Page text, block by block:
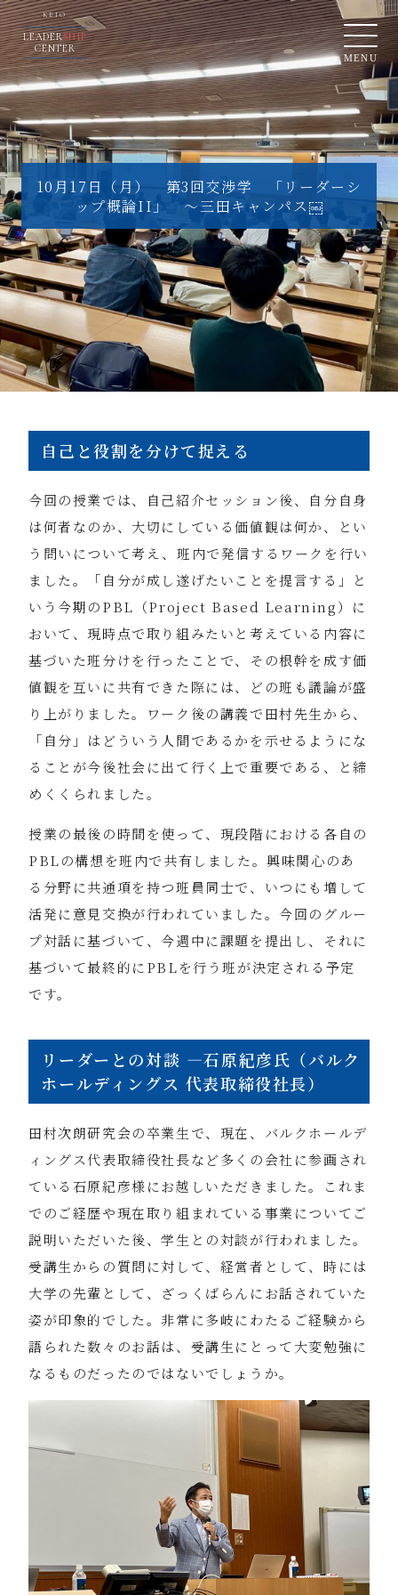
KEIO
LEADERSHIP
CENTER
MENU
10月17日（月） 第3回交渉学 「リーダーシ
ップ概論II」 ～三田キャンパス￼
自己と役割を分けて捉える
今回の授業では、自己紹介セッション後、自分自身
は何者なのか、大切にしている価値観は何か、とい
う問いについて考え、班内で発信するワークを行い
ました。「自分が成し遂げたいことを提言する」と
いう今期のPBL（Project Based Learning）に
おいて、現時点で取り組みたいと考えている内容に
基づいた班分けを行ったことで、その根幹を成す価
値観を互いに共有できた際には、どの班も議論が盛
り上がりました。ワーク後の講義で田村先生から、
「自分」はどういう人間であるかを示せるようにな
ることが今後社会に出て行く上で重要である、と締
めくくられました。
授業の最後の時間を使って、現段階における各自の
PBLの構想を班内で共有しました。興味関心のあ
る分野に共通項を持つ班員同士で、いつにも増して
活発に意見交換が行われていました。今回のグルー
プ対話に基づいて、今週中に課題を提出し、それに
基づいて最終的にPBLを行う班が決定される予定
です。
リーダーとの対談 ―石原紀彦氏（バルク
ホールディングス 代表取締役社長）
田村次朗研究会の卒業生で、現在、バルクホールデ
ィングス代表取締役社長など多くの会社に参画され
ている石原紀彦様にお越しいただきました。これま
でのご経歴や現在取り組まれている事業についてご
説明いただいた後、学生との対談が行われました。
受講生からの質問に対して、経営者として、時には
大学の先輩として、ざっくばらんにお話されていた
姿が印象的でした。非常に多岐にわたるご経験から
語られた数々のお話は、受講生にとって大変勉強に
なるものだったのではないでしょうか。